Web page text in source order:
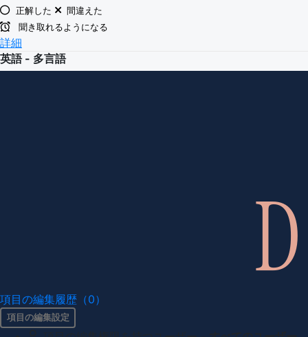
正解した
間違えた
聞き取れるようになる
詳細
英語 - 多言語
項目の編集履歴（0）
項目の編集設定